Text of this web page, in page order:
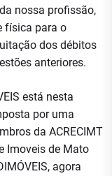
nossa profissão,
física para o
dos débitos
anteriores.
está nesta
por uma
da ACRECIMT
Imoveis de Mato
agora